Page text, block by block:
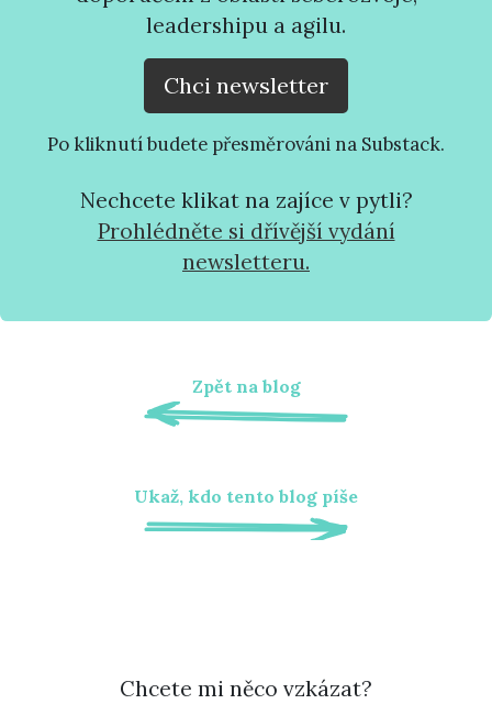
leadershipu a agilu.
Chci newsletter
Po kliknutí budete přesměrováni na Substack.
Nechcete klikat na zajíce v pytli?
Prohlédněte si dřívější vydání
newsletteru.
Zpět na blog
Ukaž, kdo tento blog píše
Chcete mi něco vzkázat?